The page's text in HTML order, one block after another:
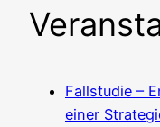
Fall­stu­die –
einer